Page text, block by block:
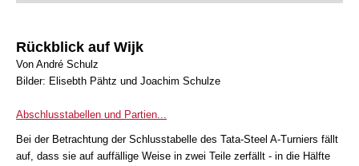
individueller als je zuvor.
Rückblick auf Wijk
Von André Schulz
Bilder: Elisebth Pähtz und Joachim Schulze
Abschlusstabellen und Partien...
Bei der Betrachtung der Schlusstabelle des Tata-Steel A-Turniers fällt
auf, dass sie auf auffällige Weise in zwei Teile zerfällt - in die Hälfte